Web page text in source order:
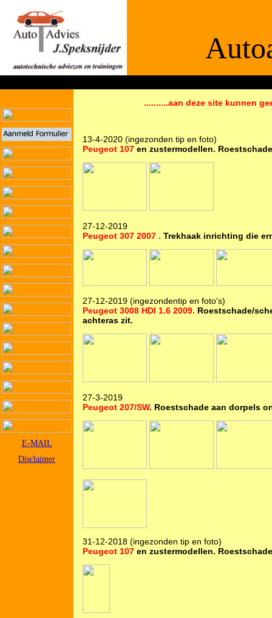
E-MAIL
Disclaimer
De
..........aan deze site kunnen
13-4-2020 (ingezonden tip en foto)
Peugeot 107 en zustermodellen.
27-12-2019
Peugeot 307 2007 . Trekhaak inrichting die
27-12-2019 (ingezondentip en foto's)
Peugeot 3008 HDI 1.6 2009. Roestschade/
achteras zit.
27-3-2019
Peugeot 207/SW. Roestschade aan dorpels
31-12-2018 (ingezonden tip en foto)
Peugeot 107 en zustermodellen.